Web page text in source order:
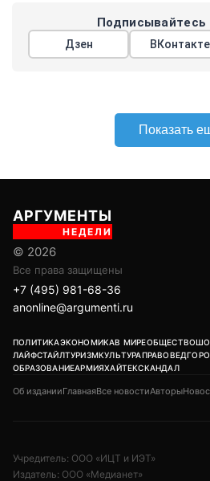
Подписывайтесь
Дзен ВКонтакте
Показать
АРГУМЕНТЫ
НЕДЕЛИ
© 2026
Все права защищены
+7 (495) 981-68-36
anonline@argumenti.ru
ПОЛИТИКАЭКОНОМИКАВ МИРЕОБЩЕСТВО
ЛАЙФСТАЙЛТУРИЗМКУЛЬТУРАПРАВОВЕД
ОБРАЗОВАНИЕАРМИЯХАЙТЕКСКАНДАЛ
Об изданииГлавнаяВсе новостиАвторы
Учредитель: ООО «ИЦТ и ИЭТ»
Издатель: ООО «Медианет»